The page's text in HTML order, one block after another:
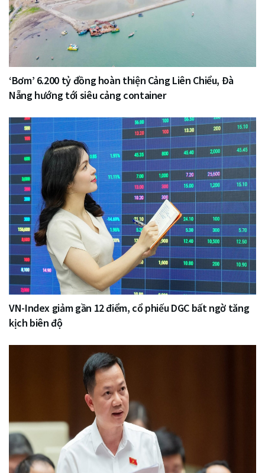
‘Bơm’ 6.200 tỷ đồng hoàn thiện Cảng Liên Chiểu, Đà
Nẵng hướng tới siêu cảng container
VN-Index giảm gần 12 điểm, cổ phiếu DGC bất ngờ tăng
kịch biên độ